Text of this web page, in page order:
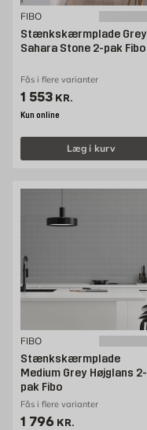
FIBO
Stænkskærmplade Grey
Sahara Stone 2-pak Fibo
Fås i flere varianter
Pris 1553 kr. /stk
1 553 KR.
Kun online
Læg i kurv
FIBO
Stænkskærmplade
Medium Grey Højglans 2-
pak Fibo
Fås i flere varianter
Pris 1796 kr. /stk
1 796 KR.